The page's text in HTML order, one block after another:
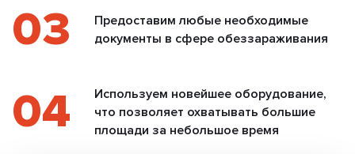
03
Предоставим любые необходимые
документы в сфере обеззараживания
04
Используем новейшее оборудование,
что позволяет охватывать большие
площади за небольшое время